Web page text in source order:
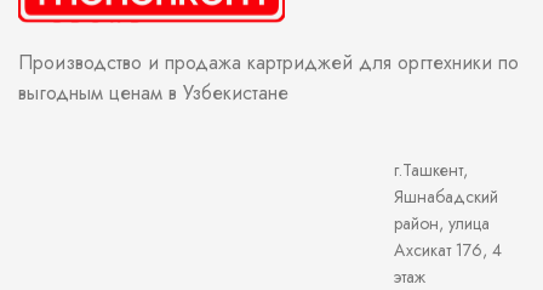
Производство и продажа картриджей для оргтехники по
выгодным ценам в Узбекистане
г.Ташкент,
Яшнабадский
район, улица
Ахсикат 176, 4
этаж